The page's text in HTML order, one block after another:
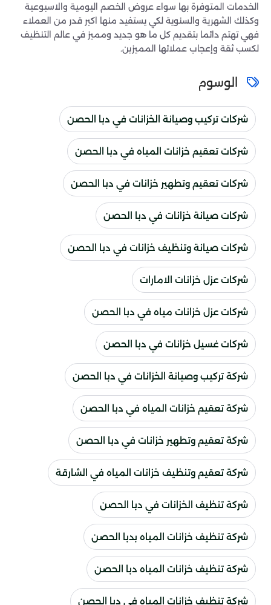
الخدمات المتوفرة بها سواء عروض الخصم اليومية والاسبوعية
وكذلك الشهرية والسنوية لكي يستفيد منها اكبر قدر من العملاء
فهي تهتم دائما بتقديم كل ما هو جديد ومميز في عالم التنظيف
لكسب ثقة وإعجاب عملائها المميزين.
الوسوم
شركات تركيب وصيانة الخزانات في دبا الحصن
شركات تعقيم خزانات المياه في دبا الحصن
شركات تعقيم وتطهير خزانات في دبا الحصن
شركات صيانة خزانات في دبا الحصن
شركات صيانة وتنظيف خزانات في دبا الحصن
شركات عزل خزانات الامارات
شركات عزل خزانات مياه في دبا الحصن
شركات غسيل خزانات في دبا الحصن
شركة تركيب وصيانة الخزانات في دبا الحصن
شركة تعقيم خزانات المياه في دبا الحصن
شركة تعقيم وتطهير خزانات في دبا الحصن
شركة تعقيم وتنظيف خزانات المياه في الشارقة
شركة تنظيف الخزانات في دبا الحصن
شركة تنظيف خزانات المياه بدبا الحصن
شركة تنظيف خزانات المياه دبا الحصن
شركة تنظيف خزانات المياه في دبا الحصن